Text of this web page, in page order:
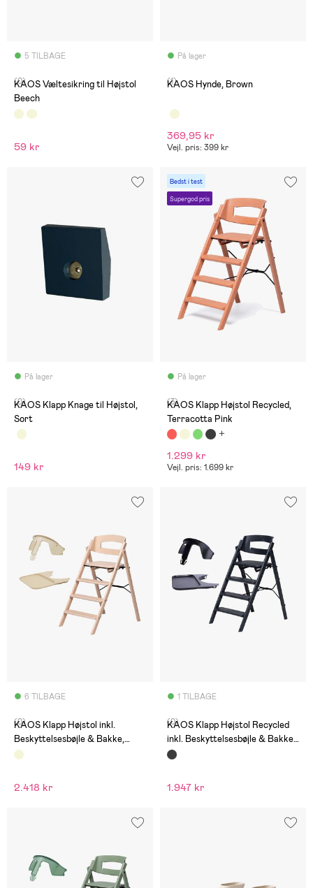
5 TILBAGE
(0)
KAOS Væltesikring til Højstol
Beech
59 kr
På lager
(1)
KAOS Hynde, Brown
369,95 kr
Vejl. pris: 399 kr
På lager
(0)
KAOS Klapp Knage til Højstol,
Sort
149 kr
Bedst i test
Supergod pris
På lager
(3)
KAOS Klapp Højstol Recycled,
Terracotta Pink
1.299 kr
Vejl. pris: 1.699 kr
6 TILBAGE
(0)
KAOS Klapp Højstol inkl.
Beskyttelsesbøjle & Bakke,
Beech Natural/Desert Sand
2.418 kr
1 TILBAGE
(0)
KAOS Klapp Højstol Recycled
inkl. Beskyttelsesbøjle & Bakke,
Charcoal Black/Charcoal Black
1.947 kr